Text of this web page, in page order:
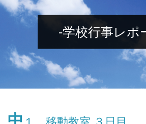
-学校行事レポ
中